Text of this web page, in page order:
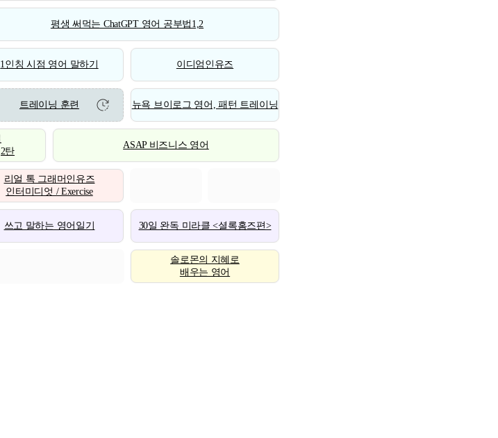
평생 써먹는 ChatGPT 영어 공부법1,2
1인칭 시점 영어 말하기 이디엄인유즈
트레이닝 훈련 뉴욕 브이로그 영어, 패턴 트레이닝
탄
ASAP 비즈니스 영어
리얼 톡 그래머인유즈
인터미디엇 / Exercise
쓰고 말하는 영어일기 30일 완독 미라클 <셜록홈즈편>
솔로몬의 지혜로
배우는 영어